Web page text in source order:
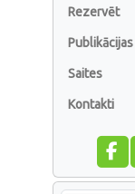
Rezervēt
Publikācijas
Saites
Kontakti